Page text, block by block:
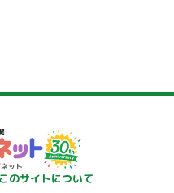
このサイトについて